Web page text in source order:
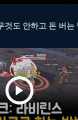
것도 안하고 돈 버는